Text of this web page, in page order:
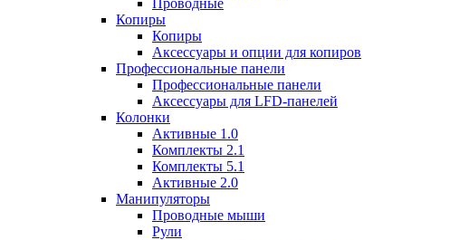
Проводные
Копиры
Копиры
Аксессуары и опции для копиров
Профессиональные панели
Профессиональные панели
Аксессуары для LFD-панелей
Колонки
Активные 1.0
Комплекты 2.1
Комплекты 5.1
Активные 2.0
Манипуляторы
Проводные мыши
Рули